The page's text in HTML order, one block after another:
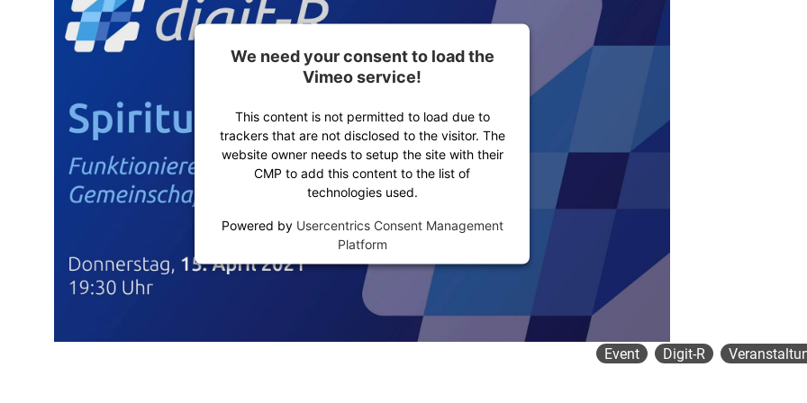
We need your consent to load the
Vimeo service!
This content is not permitted to load due to
trackers that are not disclosed to the visitor. The
website owner needs to setup the site with their
CMP to add this content to the list of
technologies used.
Powered by Usercentrics Consent Management
Platform
Event Digit-R